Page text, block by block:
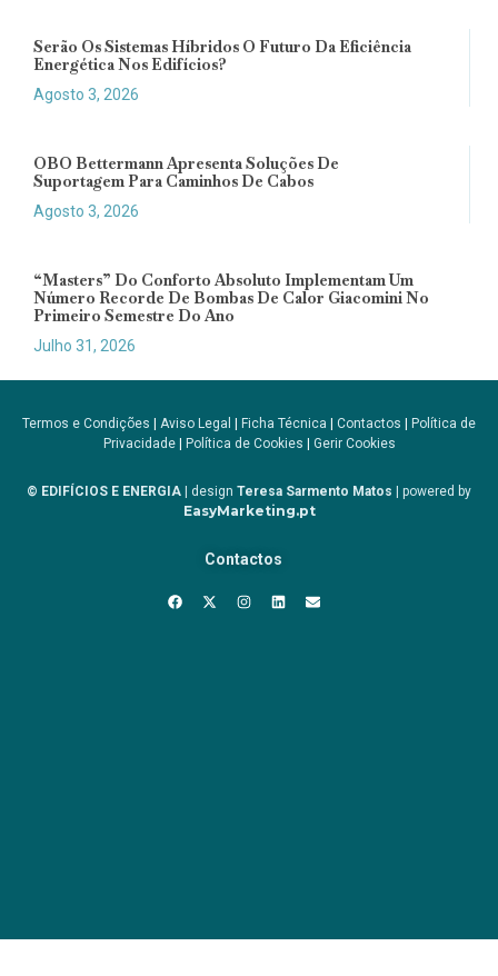
Serão Os Sistemas Híbridos O Futuro Da Eficiência
Energética Nos Edifícios?
Agosto 3, 2026
OBO Bettermann Apresenta Soluções De
Suportagem Para Caminhos De Cabos
Agosto 3, 2026
“Masters” Do Conforto Absoluto Implementam Um
Número Recorde De Bombas De Calor Giacomini No
Primeiro Semestre Do Ano
Julho 31, 2026
Termos e Condições Aviso Legal Ficha Técnica Contactos
Política de
Privacidade| Política de Cookies Gerir Cookies
© EDIFÍCIOS E ENERGIA | design Teresa Sarmento Matos | powered by
EasyMarketing.pt
Contactos